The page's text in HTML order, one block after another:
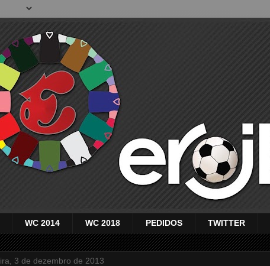
WC 2014 WC 2018 PEDIDOS TWITTER
3 de dezembro de 2013